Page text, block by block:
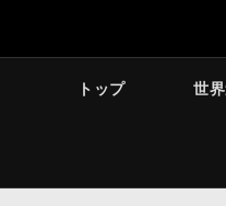
トップ 世